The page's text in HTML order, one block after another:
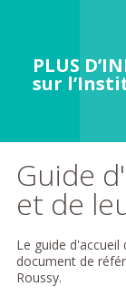
PLUS
sur
Guide
et de
Le guide
document de
Roussy.